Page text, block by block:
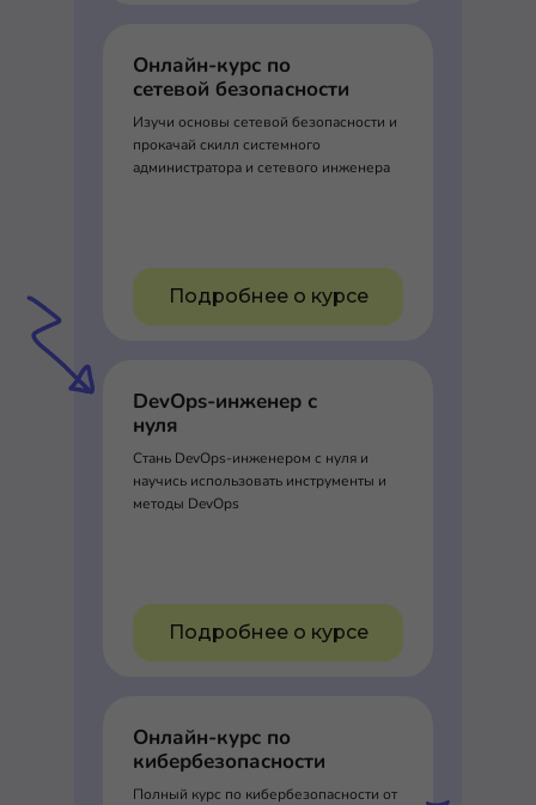
Онлайн-курс по
сетевой безопасности
Изучи основы сетевой безопасности и
прокачай скилл системного
администратора и сетевого инженера
Подробнее о курсе
DevOps-инженер с
нуля
Стань DevOps-инженером с нуля и
научись использовать инструменты и
методы DevOps
Подробнее о курсе
Онлайн-курс по
кибербезопасности
Полный курс по кибербезопасности от